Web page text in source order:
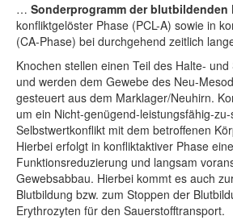
… Sonderprogramm der blutbildenden
konfliktgelöster Phase (PCL-A) sowie in
(CA-Phase) bei durchgehend zeitlich
Knochen stellen einen Teil des Halte-
und werden dem Gewebe des Neu-
gesteuert aus dem Marklager/Neuhirn.
um ein Nicht-genügend-leistungsfähig-
Selbstwertkonflikt mit dem betroffenen
Hierbei erfolgt in konfliktaktiver Phase eine
Funktionsreduzierung und langsam
Gewebsabbau. Hierbei kommt es auch
Blutbildung bzw. zum Stoppen der
Erythrozyten für den Sauerstofftransport.